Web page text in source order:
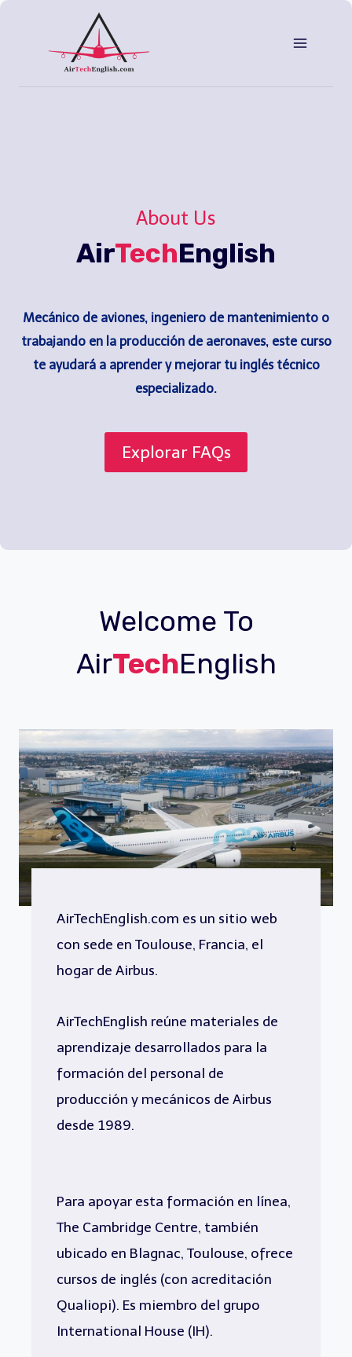
Contenido
About Us
AirTechEnglish
Mecánico de aviones, ingeniero de mantenimiento o
trabajando en la producción de aeronaves, este curso
te ayudará a aprender y mejorar tu inglés técnico
especializado.
Explorar FAQs
Welcome To
AirTechEnglish
AirTechEnglish.com es un sitio web
con sede en Toulouse, Francia, el
hogar de Airbus.
AirTechEnglish reúne materiales de
aprendizaje desarrollados para la
formación del personal de
producción y mecánicos de Airbus
desde 1989.
Para apoyar esta formación en línea,
The Cambridge Centre, también
ubicado en Blagnac, Toulouse, ofrece
cursos de inglés (con acreditación
Qualiopi). Es miembro del grupo
International House (IH).